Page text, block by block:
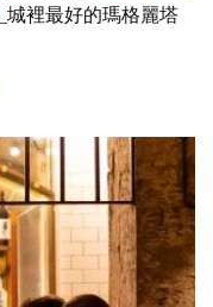
城裡最好的瑪格麗塔